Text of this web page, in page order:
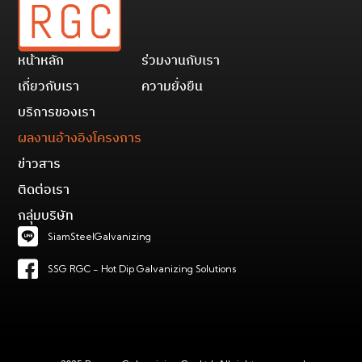
หน้าหลัก
เกี่ยวกับเรา
บริการของเรา
ผลงานอ้างอิงโครงการ
ข่าวสาร
ติดต่อเรา
กลุ่มบริษัท
ร่วมงานกับเรา
ความยั่งยืน
SiamSteelGalvanizing
SSG RGC - Hot Dip Galvanizing Solutions